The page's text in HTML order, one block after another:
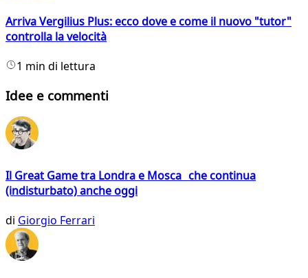
Arriva Vergilius Plus: ecco dove e come il nuovo "tutor"
controlla la velocità
1 min di lettura
Idee e commenti
Il Great Game tra Londra e Mosca che continua
(indisturbato) anche oggi
di Giorgio Ferrari